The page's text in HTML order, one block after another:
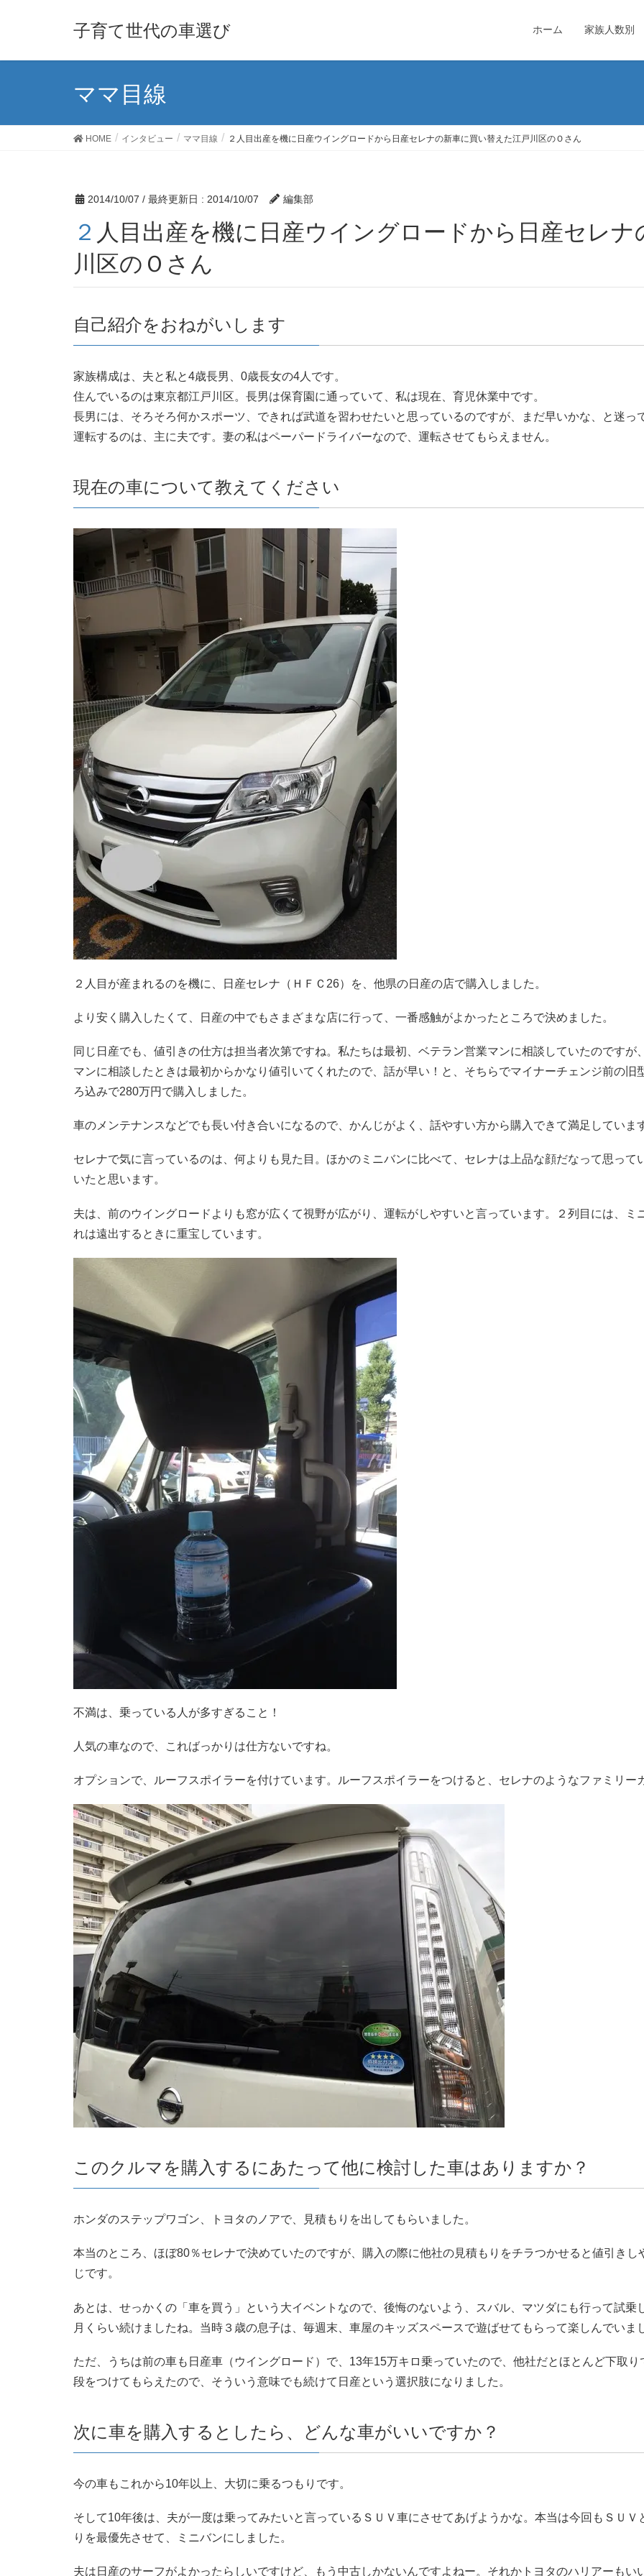
子育て世代の車選び ホーム 家族人数別
ママ目線
HOME インタビュー ママ目線 ２人目出産を機に日産ウイングロードから日産セレナの新車に買い替えた江戸川区のＯさん
2014/10/07 / 最終更新日 : 2014/10/07 編集部
２人目出産を機に日産ウイングロードから日産セレナの新車に買い替えた江戸
川区のＯさん
自己紹介をおねがいします
家族構成は、夫と私と4歳長男、0歳長女の4人です。
住んでいるのは東京都江戸川区。長男は保育園に通っていて、私は現在、育児休業中です。
長男には、そろそろ何かスポーツ、できれば武道を習わせたいと思っているのですが、まだ早いかな、と迷っ
運転するのは、主に夫です。妻の私はペーパードライバーなので、運転させてもらえません。
現在の車について教えてください
２人目が産まれるのを機に、日産セレナ（ＨＦＣ26）を、他県の日産の店で購入しました。
より安く購入したくて、日産の中でもさまざまな店に行って、一番感触がよかったところで決めました。
同じ日産でも、値引きの仕方は担当者次第ですね。私たちは最初、ベテラン営業マンに相談していたのです
マンに相談したときは最初からかなり値引いてくれたので、話が早い！と、そちらでマイナーチェンジ前の
ろ込みで280万円で購入しました。
車のメンテナンスなどでも長い付き合いになるので、かんじがよく、話やすい方から購入できて満足していま
セレナで気に言っているのは、何よりも見た目。ほかのミニバンに比べて、セレナは上品な顔だなって思っ
いたと思います。
夫は、前のウイングロードよりも窓が広くて視野が広がり、運転がしやすいと言っています。２列目には、ミ
れは遠出するときに重宝しています。
不満は、乗っている人が多すぎること！
人気の車なので、こればっかりは仕方ないですね。
オプションで、ルーフスポイラーを付けています。ルーフスポイラーをつけると、セレナのようなファミリー
このクルマを購入するにあたって他に検討した車はありますか？
ホンダのステップワゴン、トヨタのノアで、見積もりを出してもらいました。
本当のところ、ほぼ80％セレナで決めていたのですが、購入の際に他社の見積もりをチラつかせると値引き
じです。
あとは、せっかくの「車を買う」という大イベントなので、後悔のないよう、スバル、マツダにも行って試
月くらい続けましたね。当時３歳の息子は、毎週末、車屋のキッズスペースで遊ばせてもらって楽しんでいま
ただ、うちは前の車も日産車（ウイングロード）で、13年15万キロ乗っていたので、他社だとほとんど下取
段をつけてもらえたので、そういう意味でも続けて日産という選択肢になりました。
次に車を購入するとしたら、どんな車がいいですか？
今の車もこれから10年以上、大切に乗るつもりです。
そして10年後は、夫が一度は乗ってみたいと言っているＳＵＶ車にさせてあげようかな。本当は今回もＳＵ
りを最優先させて、ミニバンにしました。
夫は日産のサーフがよかったらしいですけど、もう中古しかないんですよねー。それかトヨタのハリアーもい